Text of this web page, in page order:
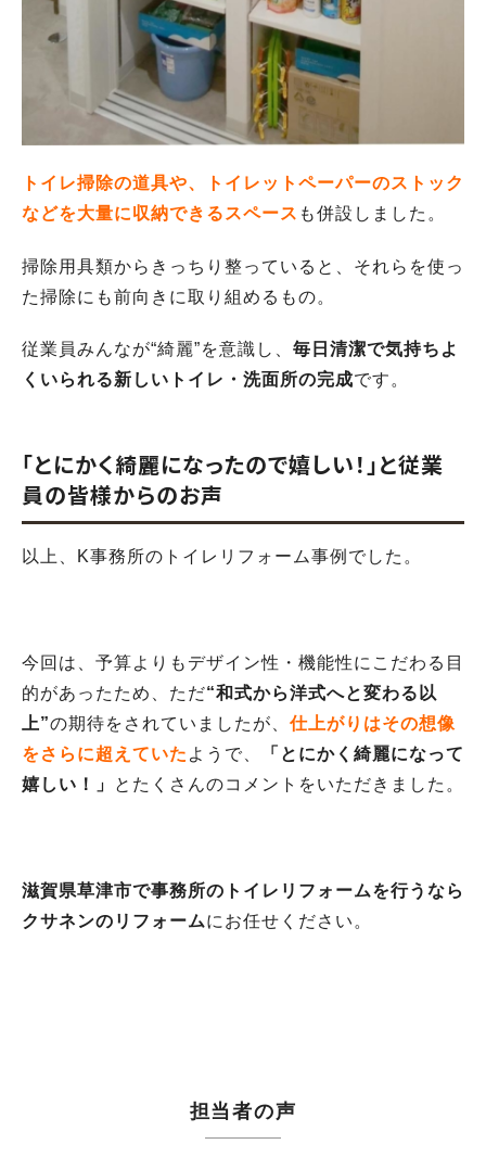
トイレ掃除の道具や、トイレットペーパーのストック
などを大量に収納できるスペース も併設しました。
掃除用具類からきっちり整っていると、それらを使っ
た掃除にも前向きに取り組めるもの。
従業員みんなが“綺麗”を意識し、 毎日清潔で気持ちよ
くいられる新しいトイレ・洗面所の完成です。
「とにかく綺麗になったので嬉しい！」と従業
員の皆様からのお声
以上、K事務所のトイレリフォーム事例でした。
今回は、予算よりもデザイン性・機能性にこだわる目
的があったため、ただ“和式から洋式へと変わる以
上”の期待をされていましたが、 仕上がりはその想像
をさらに超えていた ようで、
「とにかく綺麗になって
嬉しい！」
とたくさんのコメントをいただきました。
滋賀県草津市で事務所のトイレリフォームを行うなら
クサネンのリフォームにお任せください。
担当者の声